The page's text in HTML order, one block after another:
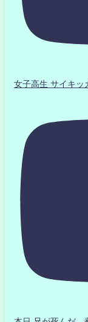
女子高生 サイキッ